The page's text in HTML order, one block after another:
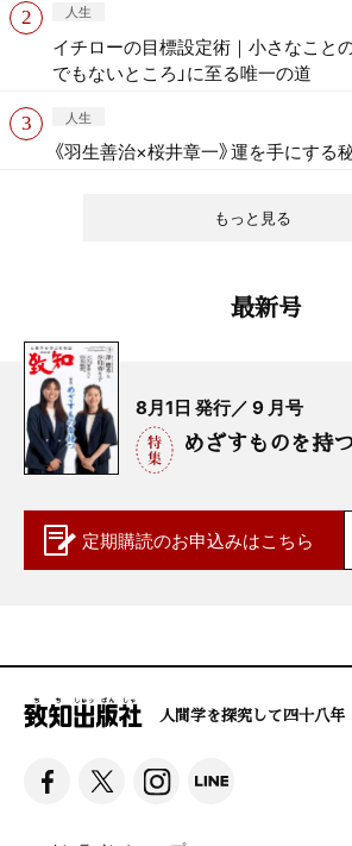
もっと見る
人生
イチローの目標設定術｜小さなこと
でもないところ」に至る唯一の道
人生
《羽生善治×桜井章一》運を手にする
最新号
8月1日 発行／ 9 月号
めざすものを持つ
定期購読のお申込みはこちら
人間学を探究して四十八年